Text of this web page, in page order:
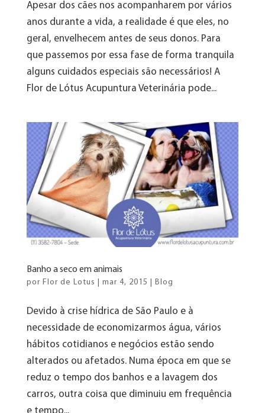
Apesar dos cães nos acompanharem por vários
anos durante a vida, a realidade é que eles, no
geral, envelhecem antes de seus donos. Para
que passemos por essa fase de forma tranquila
alguns cuidados especiais são necessários! A
Flor de Lótus Acupuntura Veterinária pode...
Banho a seco em animais
por Flor de Lotus mar 4, 2015 Blog
Devido à crise hídrica de São Paulo e à
necessidade de economizarmos água, vários
hábitos cotidianos e negócios estão sendo
alterados ou afetados. Numa época em que se
reduz o tempo dos banhos e a lavagem dos
carros, outra coisa que diminuiu em frequência
e tempo...